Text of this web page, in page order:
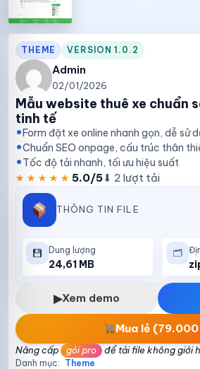
THEME VERSION 1.0.2
Admin
02/01/2026
Mẫu website thuê xe chuẩn
tinh tế
Form đặt xe online nhanh gọn, dễ sử
Chuẩn SEO onpage, cấu trúc thân
Tốc độ tải nhanh, tối ưu hiệu suất
★★★★★
★★★★★ 5.0/5⬇ 2 lượt tải
THÔNG TIN FILE
Dung lượng
24,61 MB
🗂
▶Xem demo
Mua lẻ
Nâng cấp gói pro để tải file không giới
Danh mục: Theme